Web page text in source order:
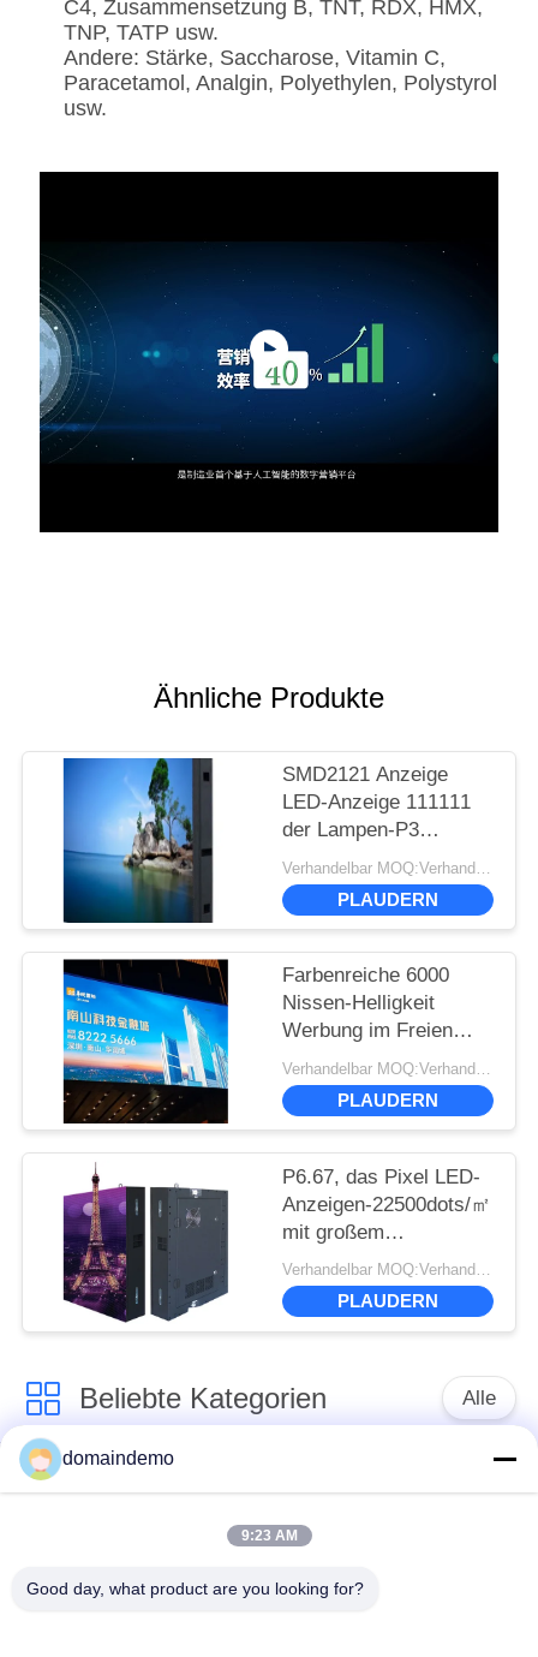
C4, Zusammensetzung B, TNT, RDX, HMX,
TNP, TATP usw.
Andere: Stärke, Saccharose, Vitamin C,
Paracetamol, Analgin, Polyethylen, Polystyrol
usw.
Ähnliche Produkte
SMD2121 Anzeige
LED-Anzeige 111111
der Lampen-P3
Punkte/sqm Helligkeit
Pixel-1100 cd/㎡
PLAUDERN
Farbenreiche 6000
Nissen-Helligkeit
Werbung im Freien
SMD2727 LED-
Anzeigen-P6
Verhandelbar MOQ:Verhandlung
PLAUDERN
P6.67, das Pixel LED-
Anzeigen-22500dots/㎡
mit großem
Betrachtungs-Winkel
annonciert
Verhandelbar MOQ:Verhandlung
PLAUDERN
Beliebte Kategorien Alle
LED-Display mit
Werbe -LED -Anzeige
farbenreiche geführte
kleines Pixel -Pitch -
domaindemo
9:23 AM
Good day, what product are you looking for?